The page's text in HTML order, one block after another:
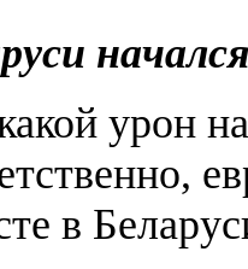
урон
в